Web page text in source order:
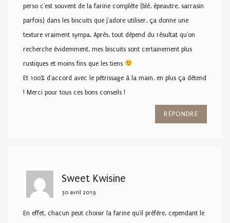
perso c'est souvent de la farine complète (blé, épeautre, sarrasin
parfois) dans les biscuits que j'adore utiliser, ça donne une
texture vraiment sympa. Après, tout dépend du résultat qu'on
recherche évidemment, mes biscuits sont certainement plus
rustiques et moins fins que les tiens
Et 100% d'accord avec le pétrissage à la main, en plus ça détend
! Merci pour tous ces bons conseils !
RÉPONDRE
Sweet Kwisine
30 avril 2019
En effet, chacun peut choisir la farine qu'il préfère. cependant le